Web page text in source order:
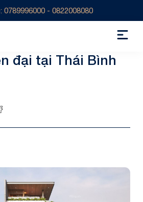
0789996000 - 0822008080
đại tại Thái Bình